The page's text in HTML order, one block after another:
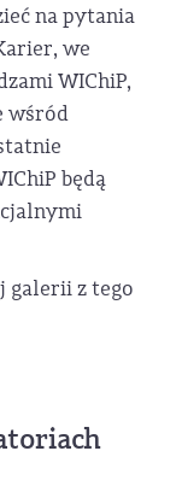
na pytania
we
WIChiP,
wśród
będą
galerii z tego